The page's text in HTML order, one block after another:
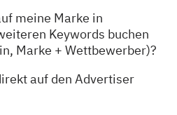
meine Marke in
Keywords buchen
Marke + Wettbewerber)?
auf den Advertiser